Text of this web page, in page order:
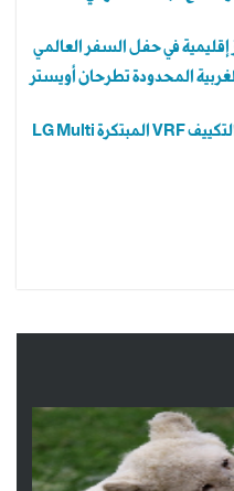
في حفل السفر العالمي
المحدودة تطرحان أويستر
إطلاق الجيل الخامس من أنظمة التكييف VRF المبتكرة LG Multi